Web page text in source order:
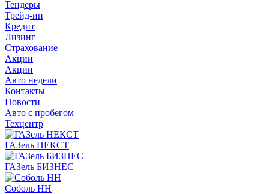
Тендеры
Трейд-ин
Кредит
Лизинг
Страхование
Акции
Акции
Авто недели
Контакты
Новости
Авто с пробегом
Техцентр
ГАЗель НЕКСТ
ГАЗель БИЗНЕС
Соболь НН